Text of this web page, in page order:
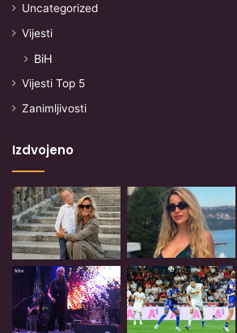
Uncategorized
Vijesti
BiH
Vijesti Top 5
Zanimljivosti
Izdvojeno